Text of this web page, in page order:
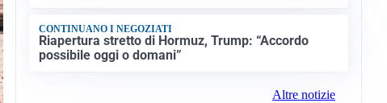
CONTINUANO I NEGOZIATI
Riapertura stretto di Hormuz, Trump: “Accordo
possibile oggi o domani”
Altre notizie